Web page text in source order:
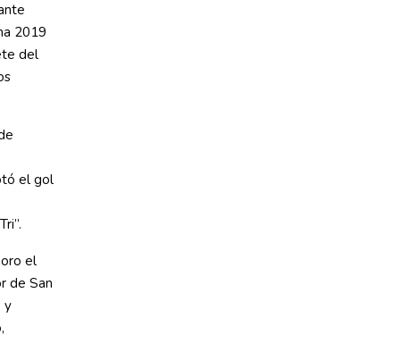
2019
del
el gol
el
de San
y